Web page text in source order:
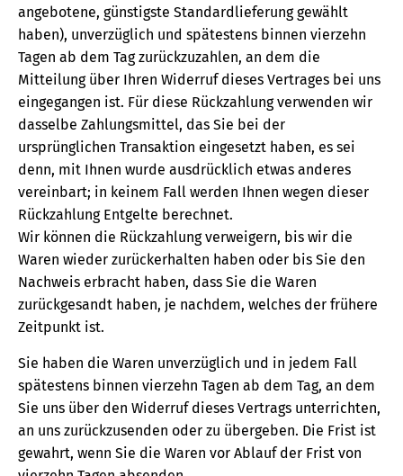
angebotene, günstigste Standardlieferung gewählt
haben), unverzüglich und spätestens binnen vierzehn
Tagen ab dem Tag zurückzuzahlen, an dem die
Mitteilung über Ihren Widerruf dieses Vertrages bei uns
eingegangen ist. Für diese Rückzahlung verwenden wir
dasselbe Zahlungsmittel, das Sie bei der
ursprünglichen Transaktion eingesetzt haben, es sei
denn, mit Ihnen wurde ausdrücklich etwas anderes
vereinbart; in keinem Fall werden Ihnen wegen dieser
Rückzahlung Entgelte berechnet.
Wir können die Rückzahlung verweigern, bis wir die
Waren wieder zurückerhalten haben oder bis Sie den
Nachweis erbracht haben, dass Sie die Waren
zurückgesandt haben, je nachdem, welches der frühere
Zeitpunkt ist.
Sie haben die Waren unverzüglich und in jedem Fall
spätestens binnen vierzehn Tagen ab dem Tag, an dem
Sie uns über den Widerruf dieses Vertrags unterrichten,
an uns zurückzusenden oder zu übergeben. Die Frist ist
gewahrt, wenn Sie die Waren vor Ablauf der Frist von